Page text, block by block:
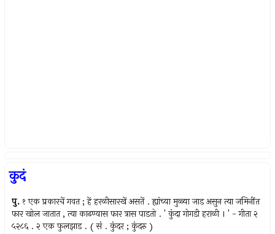
कुदं
पु. १ एक प्रकारचें गवत ; हें हरळीसारखें असतें . ह्यांच्या मुळ्या जाड असुन त्या जमिनींत
फार खोल जातात , त्या काढण्यास फार त्रास पाडतो . ' कुंदा गोगडी हराळी । ' - गीता २
५२८६ . २ एक फुलझाड . ( सं . कुंदर ; कुंदरु )